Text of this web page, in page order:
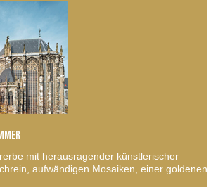
mit herausragender künstlerischer
aufwändigen Mosaiken, einer goldenen